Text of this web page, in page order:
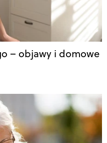
– objawy i domowe